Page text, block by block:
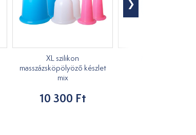
XL szilikon
masszázsköpölyöző készlet
mix
10 300 Ft